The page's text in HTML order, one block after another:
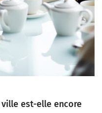
est-elle encore